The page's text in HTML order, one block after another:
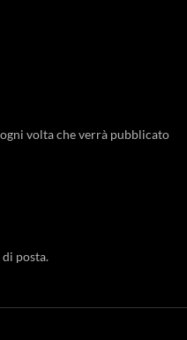
volta che verrà pubblicato
posta.